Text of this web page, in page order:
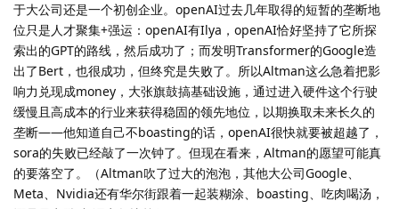
于大公司还是一个初创企业。openAI过去几年取得的短暂的垄断地
位只是人才聚集+强运：openAI有Ilya，openAI恰好坚持了它所探
索出的GPT的路线，然后成功了；而发明Transformer的Google造
出了Bert，也很成功，但终究是失败了。所以Altman这么急着把影
响力兑现成money，大张旗鼓搞基础设施，通过进入硬件这个行驶
缓慢且高成本的行业来获得稳固的领先地位，以期换取未来长久的
垄断——他知道自己不boasting的话，openAI很快就要被超越了，
sora的失败已经敲了一次钟了。但现在看来，Altman的愿望可能真
的要落空了。（Altman吹了过大的泡泡，其他大公司Google、
Meta、Nvidia还有华尔街跟着一起装糊涂、boasting、吃肉喝汤，